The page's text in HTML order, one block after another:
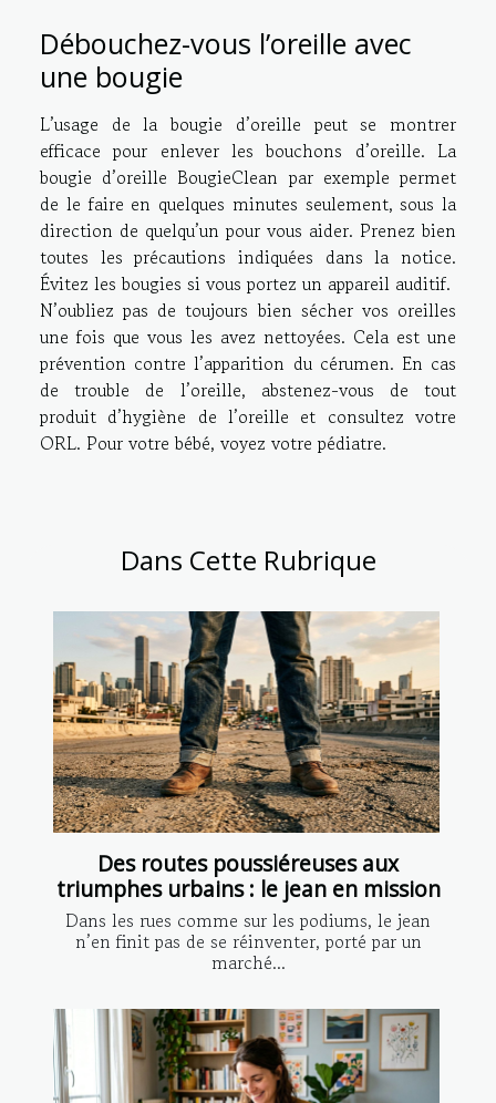
Débouchez-vous l’oreille avec
une bougie
L’usage de la bougie d’oreille peut se montrer
efficace pour enlever les bouchons d’oreille. La
bougie d’oreille BougieClean par exemple permet
de le faire en quelques minutes seulement, sous la
direction de quelqu’un pour vous aider. Prenez bien
toutes les précautions indiquées dans la notice.
Évitez les bougies si vous portez un appareil auditif.
N’oubliez pas de toujours bien sécher vos oreilles
une fois que vous les avez nettoyées. Cela est une
prévention contre l’apparition du cérumen. En cas
de trouble de l’oreille, abstenez-vous de tout
produit d’hygiène de l’oreille et consultez votre
ORL. Pour votre bébé, voyez votre pédiatre.
Dans Cette Rubrique
Des routes poussiéreuses aux
triumphes urbains : le jean en mission
Dans les rues comme sur les podiums, le jean
n’en finit pas de se réinventer, porté par un
marché...